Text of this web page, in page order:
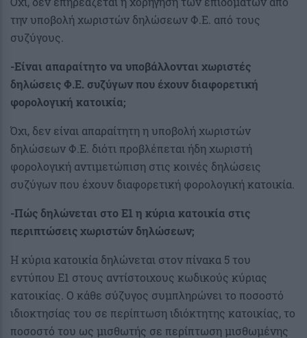
την υποβολή χωριστών δηλώσεων Φ.Ε. από τους
συζύγους.
-Είναι απαραίτητο να υποβάλλονται χωριστές
δηλώσεις Φ.Ε. συζύγων που έχουν διαφορετική
φορολογική κατοικία;
Όχι, δεν είναι απαραίτητη η υποβολή χωριστών
δηλώσεων Φ.Ε. διότι προβλέπεται ήδη χωριστή
φορολογική αντιμετώπιση στις κοινές δηλώσεις
συζύγων που έχουν διαφορετική φορολογική κατοικία.
-Πώς δηλώνεται στο Ε1 η κύρια κατοικία στις
περιπτώσεις χωριστών δηλώσεων;
Η κύρια κατοικία δηλώνεται στον πίνακα 5 του
εντύπου Ε1 στους αντίστοιχους κωδικούς κύριας
κατοικίας. Ο κάθε σύζυγος συμπληρώνει το ποσοστό
ιδιοκτησίας του σε περίπτωση ιδιόκτητης κατοικίας, το
ποσοστό του ως μισθωτής σε περίπτωση μισθωμένης